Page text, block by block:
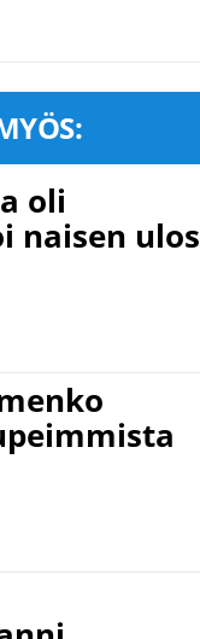
oli
naisen ulos